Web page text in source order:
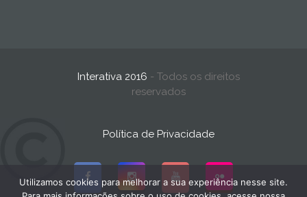
Interativa 2016 - Todos os direitos
reservados
Política de Privacidade
Utilizamos cookies para melhorar a sua experiência nesse site.